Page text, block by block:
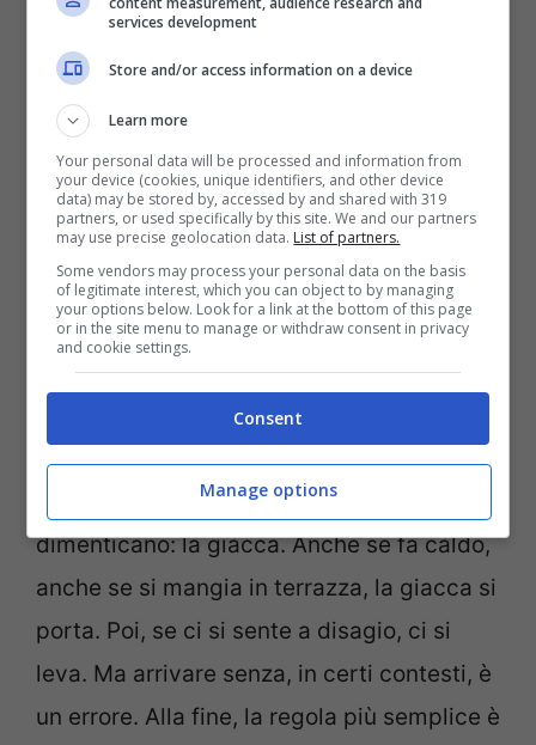
una ballerina in pelle o un mocassino. Per il
ristorante, un abito midi in georgette, un
tacco medio, una pochette. Colori?
bianco è sempre azzeccato a Pasqua, ma
anche il beige, il rosa antico, il verde
salvia. Per gli uomini, a casa vanno bene
pantaloni di cotone, camicia e giacca, ma
niente cravatta.
Al ristorante si puòaggiungere la cravatta
magari in seta, e un paio di scarpe di cuoio
lucide. E poi c’è il dettaglio che molti
dimenticano: la giacca. Anche se fa caldo,
anche se si mangia in terrazza, la giacca si
porta. Poi, se ci si sente a disagio, ci si
leva. Ma arrivare senza, in certi contesti, è
un errore. Alla fine, la regola più semplice è
services development
Store and/or access information on a device
Learn more
Your personal data will be processed and information from
your device (cookies, unique identifiers, and other device
data) may be stored by, accessed by and shared with 319
partners, or used specifically by this site. We and our partners
may use precise geolocation data. List of partners.
Some vendors may process your personal data on the basis
of legitimate interest, which you can object to by managing
your options below. Look for a link at the bottom of this page
or in the site menu to manage or withdraw consent in privacy
and cookie settings.
Consent
Manage options